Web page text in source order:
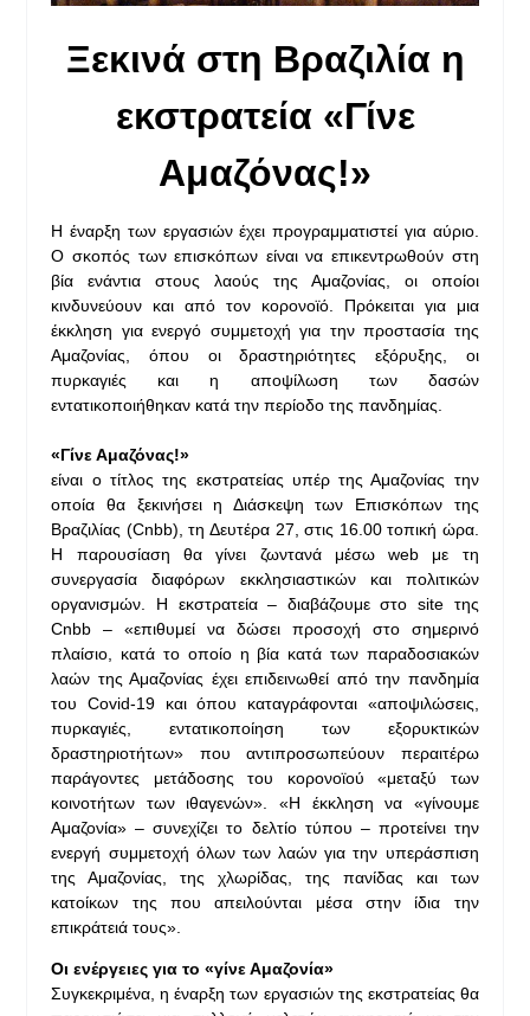
Ξεκινά στη Βραζιλία η
εκστρατεία «Γίνε
Αμαζόνας!»
Η έναρξη των εργασιών έχει προγραμματιστεί για αύριο.
Ο σκοπός των επισκόπων είναι να επικεντρωθούν στη
βία ενάντια στους λαούς της Αμαζονίας, οι οποίοι
κινδυνεύουν και από τον κορονοϊό. Πρόκειται για μια
έκκληση για ενεργό συμμετοχή για την προστασία της
Αμαζονίας, όπου οι δραστηριότητες εξόρυξης, οι
πυρκαγιές και η αποψίλωση των δασών
εντατικοποιήθηκαν κατά την περίοδο της πανδημίας.
«Γίνε Αμαζόνας!»
είναι ο τίτλος της εκστρατείας υπέρ της Αμαζονίας την
οποία θα ξεκινήσει η Διάσκεψη των Επισκόπων της
Βραζιλίας (Cnbb), τη Δευτέρα 27, στις 16.00 τοπική ώρα.
Η παρουσίαση θα γίνει ζωντανά μέσω web με τη
συνεργασία διαφόρων εκκλησιαστικών και πολιτικών
οργανισμών. Η εκστρατεία – διαβάζουμε στο site της
Cnbb – «επιθυμεί να δώσει προσοχή στο σημερινό
πλαίσιο, κατά το οποίο η βία κατά των παραδοσιακών
λαών της Αμαζονίας έχει επιδεινωθεί από την πανδημία
του Covid-19 και όπου καταγράφονται «αποψιλώσεις,
πυρκαγιές, εντατικοποίηση των εξορυκτικών
δραστηριοτήτων» που αντιπροσωπεύουν περαιτέρω
παράγοντες μετάδοσης του κορονοϊού «μεταξύ των
κοινοτήτων των ιθαγενών». «Η έκκληση να «γίνουμε
Αμαζονία» – συνεχίζει το δελτίο τύπου – προτείνει την
ενεργή συμμετοχή όλων των λαών για την υπεράσπιση
της Αμαζονίας, της χλωρίδας, της πανίδας και των
κατοίκων της που απειλούνται μέσα στην ίδια την
επικράτειά τους».
Οι ενέργειες για το «γίνε Αμαζονία»
Συγκεκριμένα, η έναρξη των εργασιών της εκστρατείας θα